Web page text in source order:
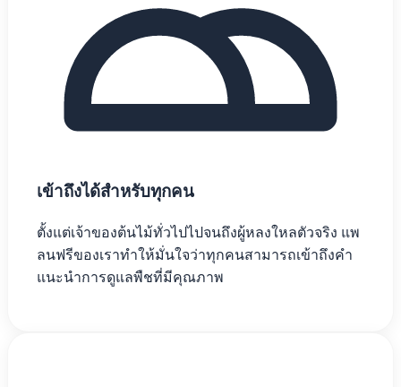
เข้าถึงได้สำหรับทุกคน
ตั้งแต่เจ้าของต้นไม้ทั่วไปไปจนถึงผู้หลงใหลตัวจริง แพ
ลนฟรีของเราทำให้มั่นใจว่าทุกคนสามารถเข้าถึงคำ
แนะนำการดูแลพืชที่มีคุณภาพ